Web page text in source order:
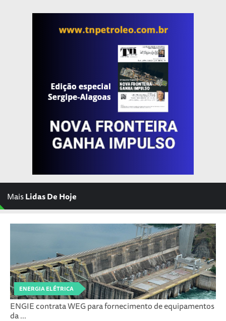
MaisLidas De Hoje
ENERGIA ELÉTRICA
ENGIE contrata WEG para fornecimento de equipamentos
da ...